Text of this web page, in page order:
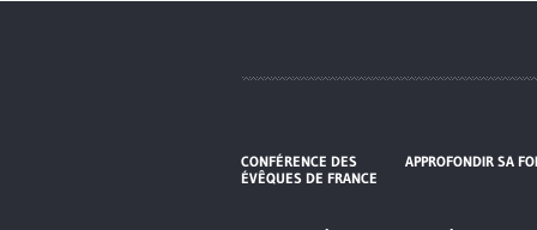
CONFÉRENCE DES
ÉVÊQUES DE FRANCE
APPROFONDIR SA FOI